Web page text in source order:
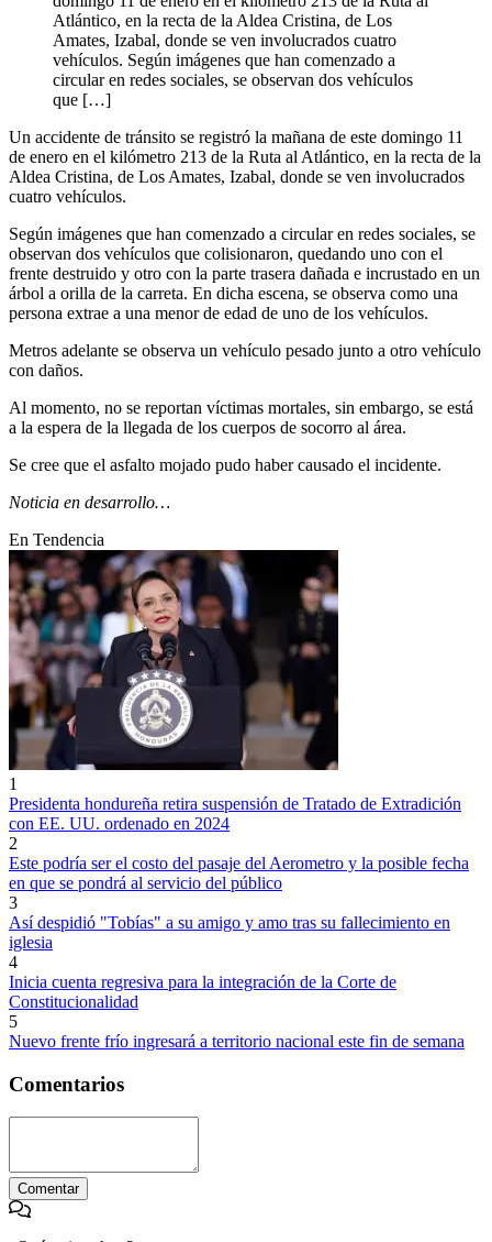
Atlántico, en la recta de la Aldea Cristina, de Los
Amates, Izabal, donde se ven involucrados cuatro
vehículos. Según imágenes que han comenzado a
circular en redes sociales, se observan dos vehículos
que […]
Un accidente de tránsito se registró la mañana de este domingo 11
de enero en el kilómetro 213 de la Ruta al Atlántico, en la recta de la
Aldea Cristina, de Los Amates, Izabal, donde se ven involucrados
cuatro vehículos.
Según imágenes que han comenzado a circular en redes sociales, se
observan dos vehículos que colisionaron, quedando uno con el
frente destruido y otro con la parte trasera dañada e incrustado en un
árbol a orilla de la carreta. En dicha escena, se observa como una
persona extrae a una menor de edad de uno de los vehículos.
Metros adelante se observa un vehículo pesado junto a otro vehículo
con daños.
Al momento, no se reportan víctimas mortales, sin embargo, se está
a la espera de la llegada de los cuerpos de socorro al área.
Se cree que el asfalto mojado pudo haber causado el incidente.
Noticia en desarrollo…
En Tendencia
1
Presidenta hondureña retira suspensión de Tratado de Extradición
con EE. UU. ordenado en 2024
2
Este podría ser el costo del pasaje del Aerometro y la posible fecha
en que se pondrá al servicio del público
3
Así despidió "Tobías" a su amigo y amo tras su fallecimiento en
iglesia
4
Inicia cuenta regresiva para la integración de la Corte de
Constitucionalidad
5
Nuevo frente frío ingresará a territorio nacional este fin de semana
Comentarios
Comentar